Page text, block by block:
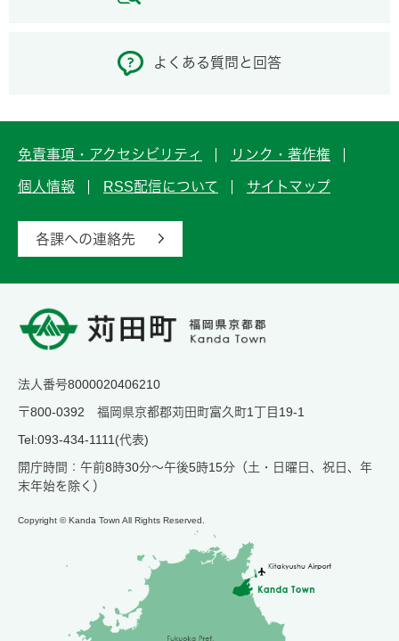
よくある質問と回答
免責事項・アクセシビリティ リンク・著作権
個人情報 RSS配信について サイトマップ
各課への連絡先
法人番号8000020406210
〒800-0392 福岡県京都郡苅田町富久町1丁目19-1
Tel:093-434-1111(代表)
開庁時間：午前8時30分～午後5時15分（土・日曜日、祝日、年
末年始を除く）
Copyright © Kanda Town All Rights Reserved.